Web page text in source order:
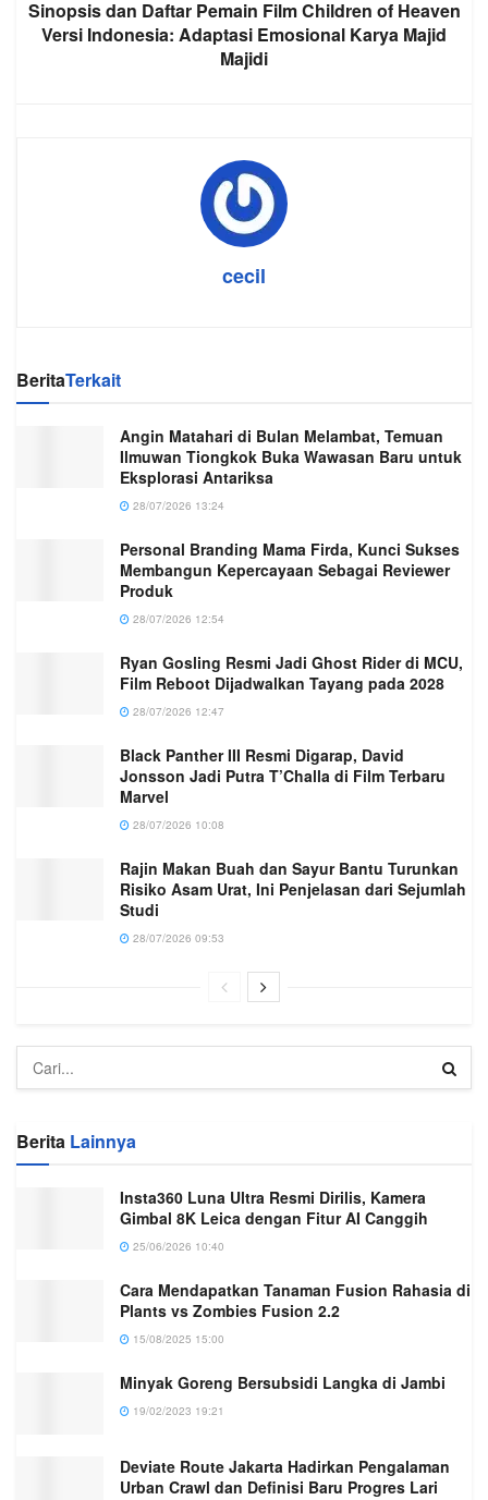
Sinopsis dan Daftar Pemain Film Children of Heaven
Versi Indonesia: Adaptasi Emosional Karya Majid
Majidi
cecil
BeritaTerkait
Angin Matahari di Bulan Melambat, Temuan
Ilmuwan Tiongkok Buka Wawasan Baru untuk
Eksplorasi Antariksa
28/07/2026 13:24
Personal Branding Mama Firda, Kunci Sukses
Membangun Kepercayaan Sebagai Reviewer
Produk
28/07/2026 12:54
Ryan Gosling Resmi Jadi Ghost Rider di MCU,
Film Reboot Dijadwalkan Tayang pada 2028
28/07/2026 12:47
Black Panther III Resmi Digarap, David
Jonsson Jadi Putra T’Challa di Film Terbaru
Marvel
28/07/2026 10:08
Rajin Makan Buah dan Sayur Bantu Turunkan
Risiko Asam Urat, Ini Penjelasan dari Sejumlah
Studi
28/07/2026 09:53
Berita Lainnya
Insta360 Luna Ultra Resmi Dirilis, Kamera
Gimbal 8K Leica dengan Fitur AI Canggih
25/06/2026 10:40
Cara Mendapatkan Tanaman Fusion Rahasia di
Plants vs Zombies Fusion 2.2
15/08/2025 15:00
Minyak Goreng Bersubsidi Langka di Jambi
19/02/2023 19:21
Deviate Route Jakarta Hadirkan Pengalaman
Urban Crawl dan Definisi Baru Progres Lari